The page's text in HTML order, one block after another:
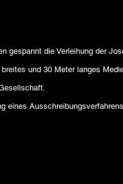
die Verleihung der
und 30 Meter langes
eines